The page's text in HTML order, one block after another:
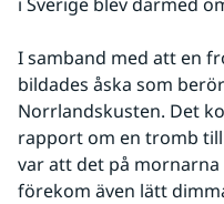
I samband med att en
bildades åska som
Norrlandskusten. Det
rapport om en tromb till
var att det på
förekom även lätt